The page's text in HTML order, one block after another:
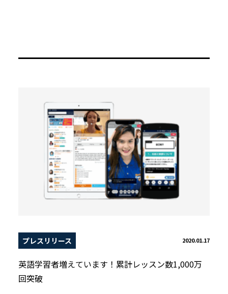
プレスリリース 2020.01.17
英語学習者増えています！累計レッスン数1,000万
回突破